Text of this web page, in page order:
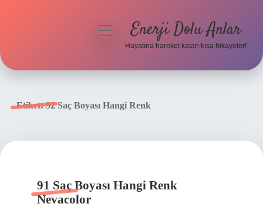
menüyüEnerji Dolu Anlar
Hayatına hareket katan kısa hikayeler!
Etiket:92 Saç Boyası Hangi Renk
91 Saç Boyası Hangi Renk
Nevacolor